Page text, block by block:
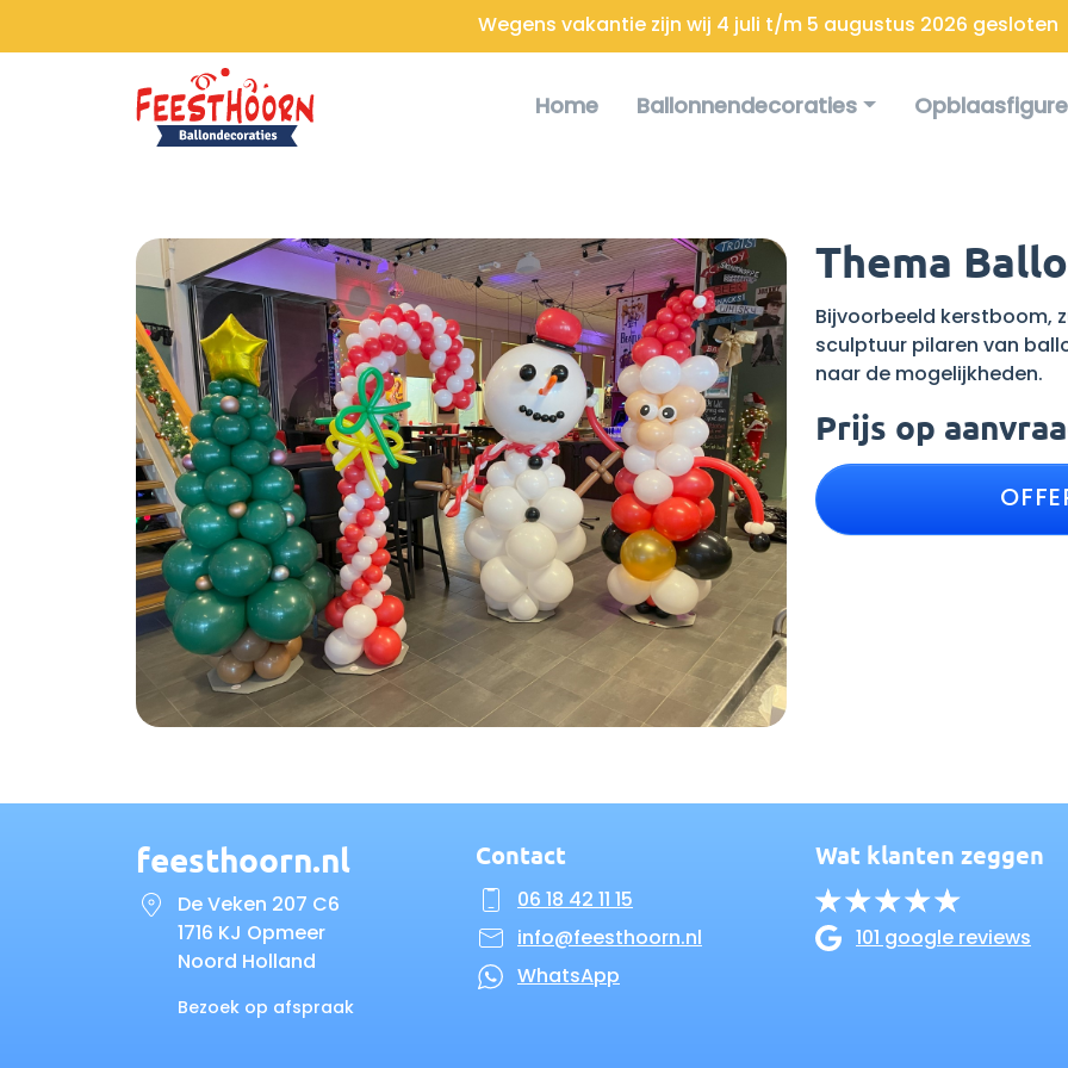
Wegens vakantie zijn wij 4 juli t/m 5 augustus 2026 gesloten
Home Ballonnendecoraties
Thema
Bijvoorbeeld kerstboom,
sculptuur pilaren van
naar de mogelijkheden.
Prijs op
feesthoorn.nl
De Veken 207 C6
1716 KJ Opmeer
Noord Holland
Bezoek op afspraak
Contact
06 18 42 11 15
info@feesthoorn.nl
WhatsApp
Wat klanten zeggen
101 google reviews